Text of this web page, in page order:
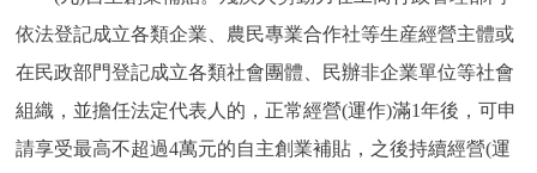
依法登記成立各類企業、農民專業合作社等生産經營主體或
在民政部門登記成立各類社會團體、民辦非企業單位等社會
組織，並擔任法定代表人的，正常經營(運作)滿1年後，可申
請享受最高不超過4萬元的自主創業補貼，之後持續經營(運